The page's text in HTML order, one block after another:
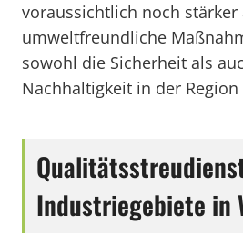
voraussichtlich noch stärker
umweltfreundliche
sowohl die Sicherheit als
Nachhaltigkeit in der
Industriegebiete in